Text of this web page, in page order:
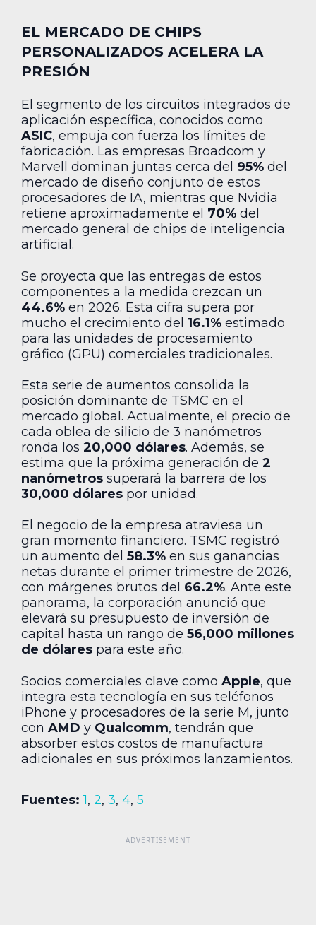
EL MERCADO DE CHIPS
PERSONALIZADOS ACELERA LA
PRESIÓN
El segmento de los circuitos integrados de
aplicación específica, conocidos como
ASIC, empuja con fuerza los límites de
fabricación. Las empresas Broadcom y
Marvell dominan juntas cerca del 95% del
mercado de diseño conjunto de estos
procesadores de IA, mientras que Nvidia
retiene aproximadamente el 70% del
mercado general de chips de inteligencia
artificial.
Se proyecta que las entregas de estos
componentes a la medida crezcan un
44.6% en 2026. Esta cifra supera por
mucho el crecimiento del 16.1% estimado
para las unidades de procesamiento
gráfico (GPU) comerciales tradicionales.
Esta serie de aumentos consolida la
posición dominante de TSMC en el
mercado global. Actualmente, el precio de
cada oblea de silicio de 3 nanómetros
ronda los 20,000 dólares. Además, se
estima que la próxima generación de 2
nanómetros superará la barrera de los
30,000 dólares por unidad.
El negocio de la empresa atraviesa un
gran momento financiero. TSMC registró
un aumento del 58.3% en sus ganancias
netas durante el primer trimestre de 2026,
con márgenes brutos del 66.2%. Ante este
panorama, la corporación anunció que
elevará su presupuesto de inversión de
capital hasta un rango de 56,000 millones
de dólares para este año.
Socios comerciales clave como Apple, que
integra esta tecnología en sus teléfonos
iPhone y procesadores de la serie M, junto
con AMD y Qualcomm, tendrán que
absorber estos costos de manufactura
adicionales en sus próximos lanzamientos.
Fuentes: 1, 2, 3, 4, 5